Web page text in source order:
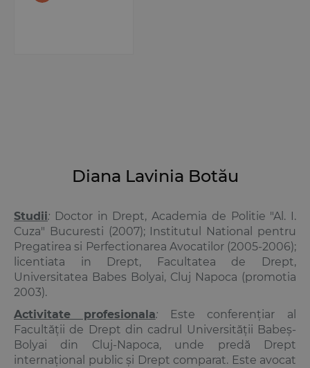
Diana Lavinia Botău
Studii: Doctor in Drept, Academia de Politie "Al. I.
Cuza" Bucuresti (2007); Institutul National pentru
Pregatirea si Perfectionarea Avocatilor (2005-2006);
licentiata in Drept, Facultatea de Drept,
Universitatea Babes Bolyai, Cluj Napoca (promotia
2003).
Activitate profesionala:Este conferențiar al
Facultății de Drept din cadrul Universității Babeș-
Bolyai din Cluj-Napoca, unde predă Drept
internațional public și Drept comparat. Este avocat